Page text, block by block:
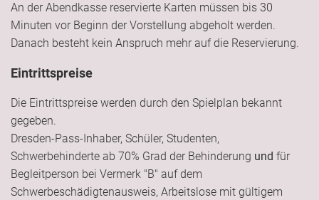
An der Abendkasse reservierte Karten müssen bis 30
Minuten vor Beginn der Vorstellung abgeholt werden.
Danach besteht kein Anspruch mehr auf die Reservierung.
Eintrittspreise
Die Eintrittspreise werden durch den Spielplan bekannt
gegeben.
Dresden-Pass-Inhaber, Schüler, Studenten,
Schwerbehinderte ab 70% Grad der Behinderung und für
Begleitperson bei Vermerk "B" auf dem
Schwerbeschädigtenausweis, Arbeitslose mit gültigem